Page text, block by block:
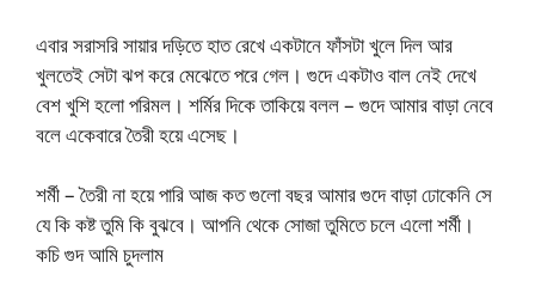
এবার সরাসরি সায়ার দড়িতে হাত রেখে একটানে ফাঁসটা খুলে দিল আর
খুলতেই সেটা ঝপ করে মেঝেতে পরে গেল। গুদে একটাও বাল নেই দেখে
বেশ খুশি হলো পরিমল। শর্মির দিকে তাকিয়ে বলল – গুদে আমার বাড়া নেবে
বলে একেবারে তৈরী হয়ে এসেছ।
শর্মী – তৈরী না হয়ে পারি আজ কত গুলো বছর আমার গুদে বাড়া ঢোকেনি সে
যে কি কষ্ট তুমি কি বুঝবে। আপনি থেকে সোজা তুমিতে চলে এলো শর্মী।
কচি গুদ আমি চুদলাম